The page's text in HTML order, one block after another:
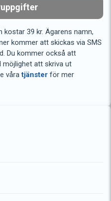
39 kr. Ägarens namn,
kommer att skickas via SMS
Du kommer också att
möjlighet att skriva ut
våratjänster för mer